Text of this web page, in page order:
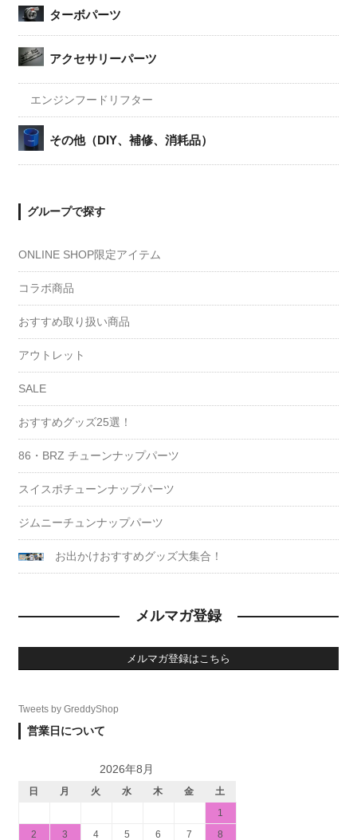
ターボパーツ
アクセサリーパーツ
エンジンフードリフター
その他（DIY、補修、消耗品）
グループで探す
ONLINE SHOP限定アイテム
コラボ商品
おすすめ取り扱い商品
アウトレット
SALE
おすすめグッズ25選！
86・BRZ チューンナップパーツ
スイスポチューンナップパーツ
ジムニーチュンナップパーツ
お出かけおすすめグッズ大集合！
メルマガ登録
メルマガ登録はこちら
Tweets by GreddyShop
営業日について
2026年8月
日 月 火 水 木 金
土
1
2
3 4 5 6 7 8